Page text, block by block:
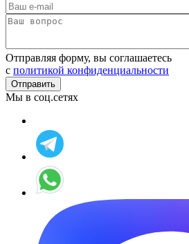
Отправляя форму, вы соглашаетесь
c политикой конфиденциальности
Мы в соц.сетях